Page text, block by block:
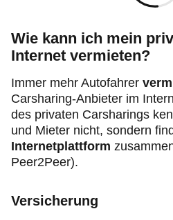
Wie kann ich mein
Internet vermieten?
Immer mehr Autofahrer
Carsharing-Anbieter im
des privaten Carsharings
und Mieter nicht, sondern
Internetplattform
Peer2Peer).
Versicherung